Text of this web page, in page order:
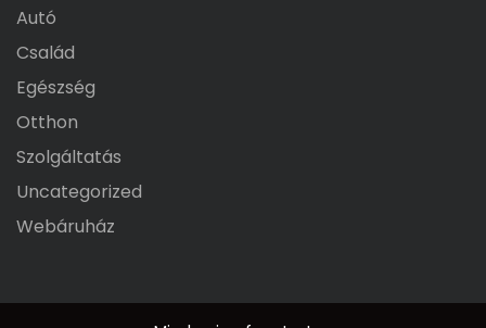
Autó
Család
Egészség
Otthon
Szolgáltatás
Uncategorized
Webáruház